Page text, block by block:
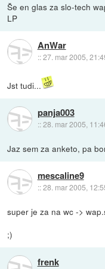
Še en glas za slo-tech
LP
AnWar
::27. mar 2005,
Jst tudi...
panja003
::28. mar 2005,
Jaz sem za anketo, pa
mescaline9
::28. mar 2005,
super je za na wc ->
;)
frenk